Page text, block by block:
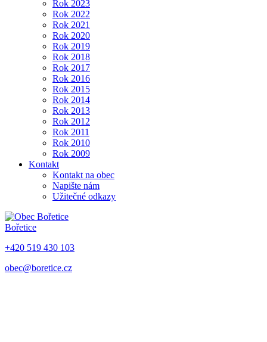
Rok 2023
Rok 2022
Rok 2021
Rok 2020
Rok 2019
Rok 2018
Rok 2017
Rok 2016
Rok 2015
Rok 2014
Rok 2013
Rok 2012
Rok 2011
Rok 2010
Rok 2009
Kontakt
Kontakt na obec
Napište nám
Užitečné odkazy
Bořetice
+420 519 430 103
obec@boretice.cz